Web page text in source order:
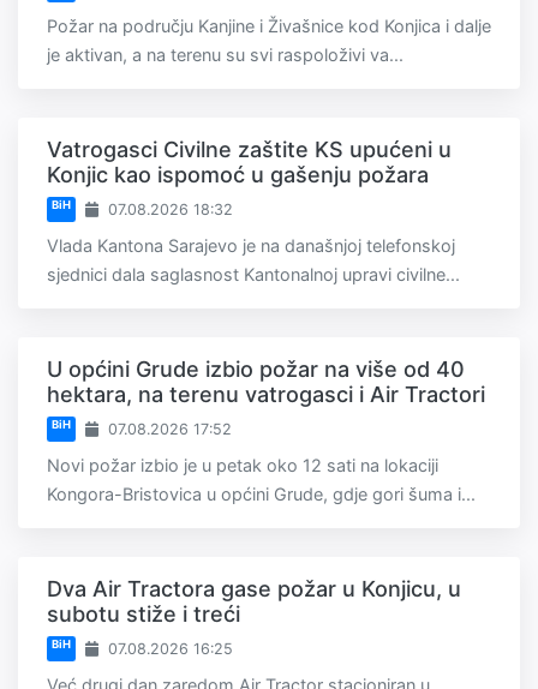
Požar na području Kanjine i Živašnice kod Konjica i dalje
je aktivan, a na terenu su svi raspoloživi va...
Vatrogasci Civilne zaštite KS upućeni u
Konjic kao ispomoć u gašenju požara
BiH 07.08.2026 18:32
Vlada Kantona Sarajevo je na današnjoj telefonskoj
sjednici dala saglasnost Kantonalnoj upravi civilne...
U općini Grude izbio požar na više od 40
hektara, na terenu vatrogasci i Air Tractori
BiH 07.08.2026 17:52
Novi požar izbio je u petak oko 12 sati na lokaciji
Kongora-Bristovica u općini Grude, gdje gori šuma i...
Dva Air Tractora gase požar u Konjicu, u
subotu stiže i treći
BiH 07.08.2026 16:25
Već drugi dan zaredom Air Tractor stacioniran u